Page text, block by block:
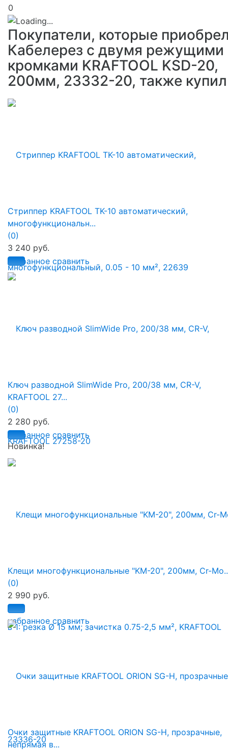
0
Покупатели, которые
Кабелерез с двумя режущими
кромками KRAFTOOL KSD-20,
200мм, 23332-20, также
избранное сравнить
Стриппер KRAFTOOL TK-10 автоматический,
многофункциональн...
(0)
3 240 руб.
избранное сравнить
Ключ разводной SlimWide Pro, 200/38 мм, CR-V,
KRAFTOOL 27...
(0)
2 280 руб.
Новинка!
избранное сравнить
Клещи многофункциональные "KM-20", 200мм, Cr-
(0)
2 990 руб.
Очки защитные KRAFTOOL ORION SG-H, прозрачные,
непрямая в...